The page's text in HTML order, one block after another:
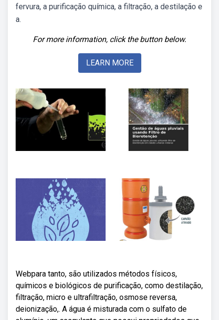
fervura, a purificação química, a filtração, a destilação e
a.
For more information, click the button below.
LEARN MORE
Webpara tanto, são utilizados métodos físicos,
químicos e biológicos de purificação, como destilação,
filtração, micro e ultrafiltração, osmose reversa,
deionização,. A água é misturada com o sulfato de